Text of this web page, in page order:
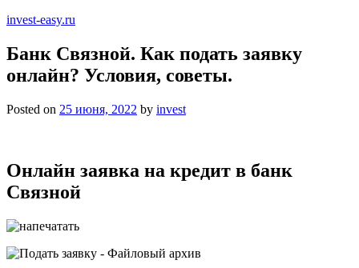
invest-easy.ru
Банк Связной. Как подать заявку
онлайн? Условия, советы.
Posted on 25 июня, 2022 by invest
Онлайн заявка на кредит в банк
Связной